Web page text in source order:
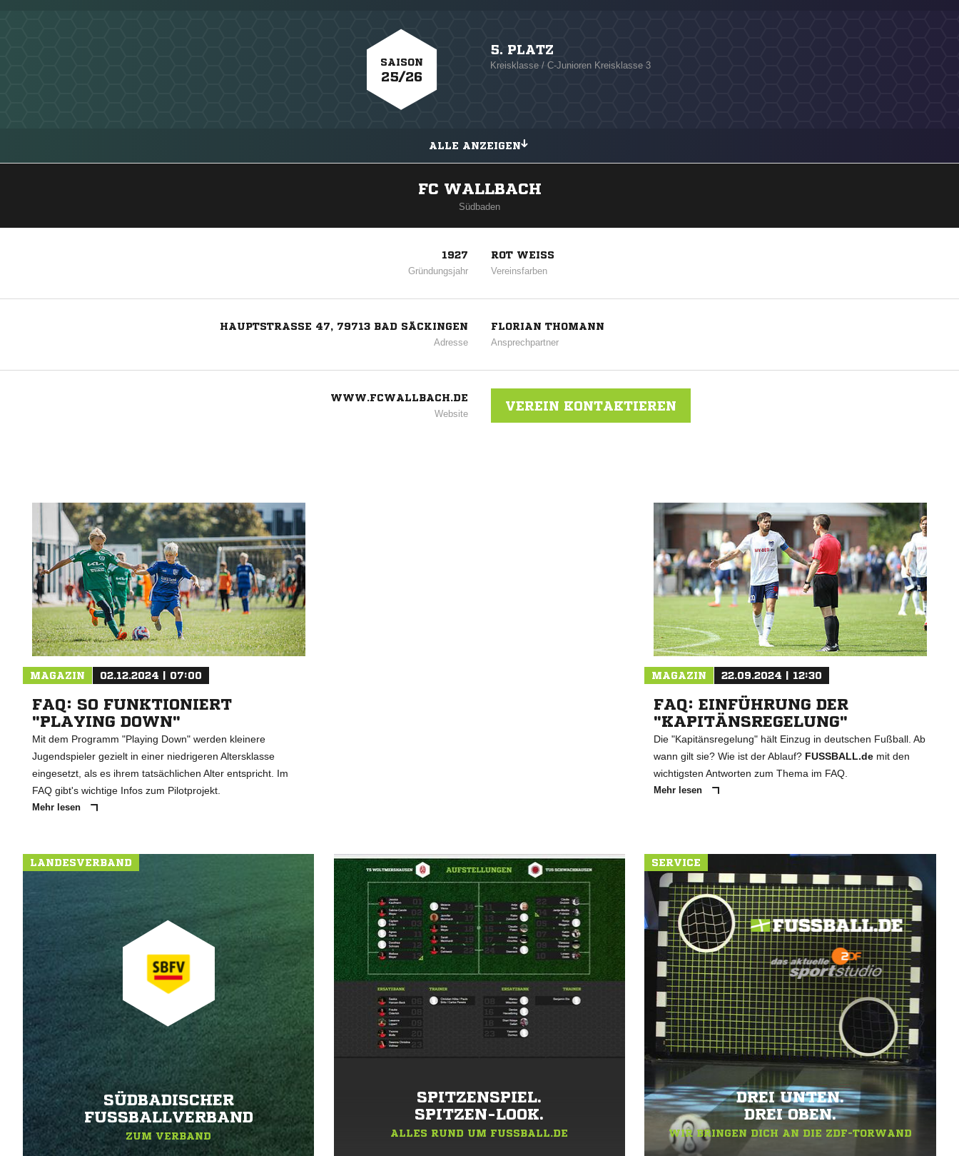
SAISON
25/26
5. PLATZ
Kreisklasse / C-Junioren Kreisklasse 3
ALLE ANZEIGEN
FC WALLBACH
Südbaden
1927
Gründungsjahr
ROT WEISS
Vereinsfarben
HAUPTSTRASSE 47, 79713 BAD SÄCKINGEN
Adresse
FLORIAN THOMANN
Ansprechpartner
WWW.FCWALLBACH.DE
Website
VEREIN KONTAKTIEREN
MAGAZIN 02.12.2024 | 07:00
FAQ: SO FUNKTIONIERT
"PLAYING DOWN"
Mit dem Programm "Playing Down" werden kleinere
Jugendspieler gezielt in einer niedrigeren Altersklasse
eingesetzt, als es ihrem tatsächlichen Alter entspricht. Im
FAQ gibt's wichtige Infos zum Pilotprojekt.
Mehr lesen
MAGAZIN 22.09.2024 | 12:30
FAQ: EINFÜHRUNG DER
"KAPITÄNSREGELUNG"
Die "Kapitänsregelung" hält Einzug in deutschen Fußball. Ab
wann gilt sie? Wie ist der Ablauf? FUSSBALL.de mit den
wichtigsten Antworten zum Thema im FAQ.
Mehr lesen
LANDESVERBAND
SÜDBADISCHER
FUSSBALLVERBAND
ZUM VERBAND
SPITZENSPIEL.
SPITZEN-LOOK.
ALLES RUND UM FUSSBALL.DE
SERVICE
DREI UNTEN.
DREI OBEN.
WIR BRINGEN DICH AN DIE ZDF-TORWAND